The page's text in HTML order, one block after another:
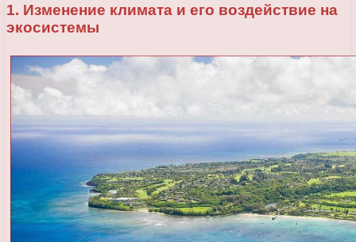
1. Изменение климата и его воздействие на
экосистемы